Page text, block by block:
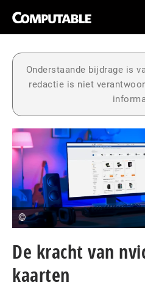
Onderstaande bijdrage is
redactie is niet
©
De kracht van
kaarten